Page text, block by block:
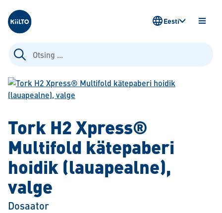
Kiilto Estonia
Otsi:
AVA
Eesti
Tork H2 Xpress®
Multifold kätepaberi
hoidik (lauapealne),
valge
Dosaator